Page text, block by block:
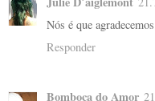
Nós é que
Responder
Bomboca do Amor